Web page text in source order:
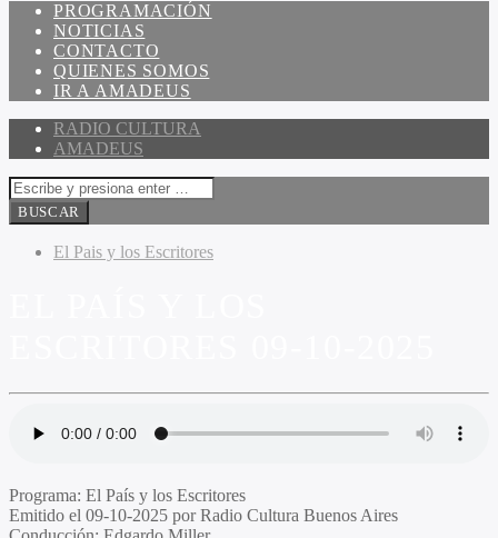
PROGRAMACIÓN
NOTICIAS
CONTACTO
QUIENES SOMOS
IR A AMADEUS
RADIO CULTURA
AMADEUS
El Pais y los Escritores
Programa: El País y los Escritores
Emitido el 09-10-2025 por Radio Cultura Buenos Aires